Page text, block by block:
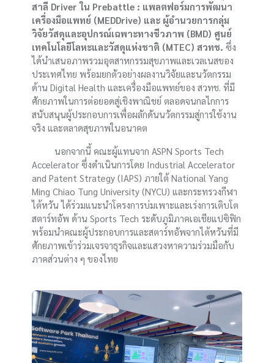
สาลี Driver ใน Prebattle : แพลตฟอร์มการพัฒนา
เครื่องมือแพทย์ (MEDDrive) และ ผู้อำนวยการกลุ่ม
วิจัยวัสดุและอุปกรณ์เฉพาะทางชีวภาพ (BMD) ศูนย์
เทคโนโลยีโลหะและวัสดุแห่งชาติ (MTEC) สวทช. ซึ่ง
ได้นำเสนอภาพรวมอุตสาหกรรมสุขภาพและเวลเนสของ
ประเทศไทย พร้อมยกตัวอย่างผลงานวิจัยและนวัตกรรม
ด้าน Digital Health และเครื่องมือแพทย์ของ สวทช. ที่มี
ศักยภาพในการต่อยอดสู่เชิงพาณิชย์ ตลอดจนกลไกการ
สนับสนุนผู้ประกอบการเพื่อผลักดันนวัตกรรมสู่การใช้งาน
จริง และตลาดสุขภาพในอนาคต
นอกจากนี้ คณะผู้แทนจาก ASPN Sports Tech
Accelerator ซึ่งดำเนินการโดย Industrial Accelerator
and Patent Strategy (IAPS) ภายใต้ National Yang
Ming Chiao Tung University (NYCU) และกระทรวงกีฬา
ไต้หวัน ได้ร่วมแนะนำโครงการบ่มเพาะและเร่งการเติบโต
สตาร์ทอัพ ด้าน Sports Tech ระดับภูมิภาคเอเชียแปซิฟิก
พร้อมนำคณะผู้ประกอบการและสตาร์ทอัพจากไต้หวันที่มี
ศักยภาพเข้าร่วมเจรจาธุรกิจและแสวงหาความร่วมมือกับ
ภาคส่วนต่าง ๆ ของไทย